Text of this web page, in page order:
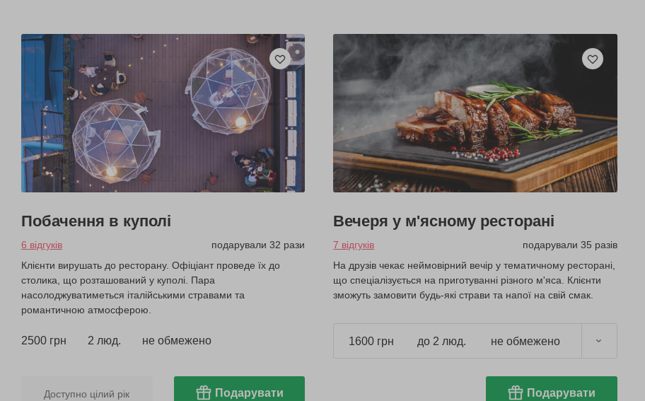
Побачення в куполі
6 відгуків
подарували 32 рази
Клієнти вирушать до ресторану. Офіціант проведе їх до
столика, що розташований у куполі. Пара
насолоджуватиметься італійськими стравами та
романтичною атмосферою.
2500 грн 2 люд. не обмежено
Доступно цілий рік Подарувати
Вечеря у м'ясному ресторані
7 відгуків
подарували 35 разів
На друзів чекає неймовірний вечір у тематичному ресторані,
що спеціалізується на приготуванні різного м'яса. Клієнти
зможуть замовити будь-які страви та напої на свій смак.
1600 грн до 2 люд. не обмежено
Подарувати